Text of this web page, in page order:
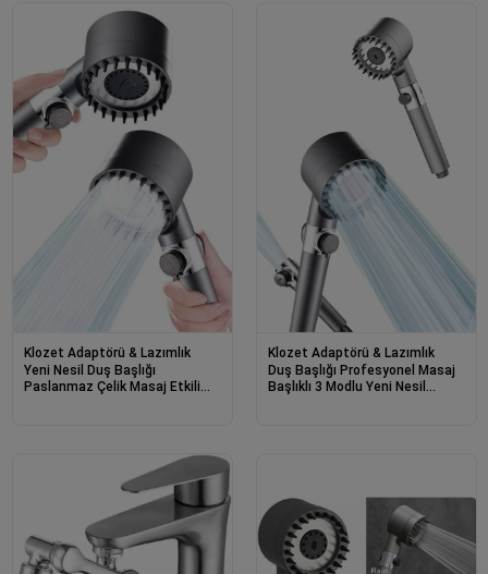
Klozet Adaptörü & Lazımlık
Yeni Nesil Duş Başlığı
Paslanmaz Çelik Masaj Etkili
Klozet Adaptörü & Lazımlık
Duş Başlığı Profesyonel Masaj
Başlıklı 3 Modlu Yeni Nesil